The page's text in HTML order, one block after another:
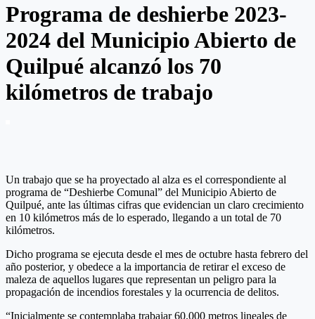
Programa de deshierbe 2023-
2024 del Municipio Abierto de
Quilpué alcanzó los 70
kilómetros de trabajo
Un trabajo que se ha proyectado al alza es el correspondiente al
programa de “Deshierbe Comunal” del Municipio Abierto de
Quilpué, ante las últimas cifras que evidencian un claro crecimiento
en 10 kilómetros más de lo esperado, llegando a un total de 70
kilómetros.
Dicho programa se ejecuta desde el mes de octubre hasta febrero del
año posterior, y obedece a la importancia de retirar el exceso de
maleza de aquellos lugares que representan un peligro para la
propagación de incendios forestales y la ocurrencia de delitos.
“Inicialmente se contemplaba trabajar 60.000 metros lineales de